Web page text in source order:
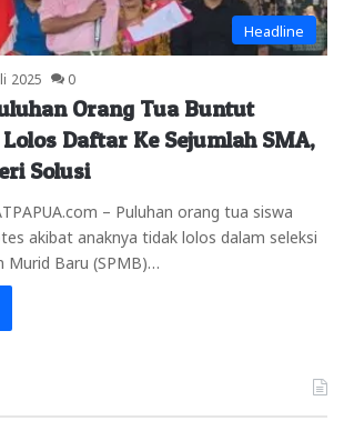
Headline
2025 0
Orang Tua Buntut
Daftar Ke Sejumlah SMA,
Solusi
– Puluhan orang tua siswa
akibat anaknya tidak lolos dalam seleksi
Baru (SPMB)…